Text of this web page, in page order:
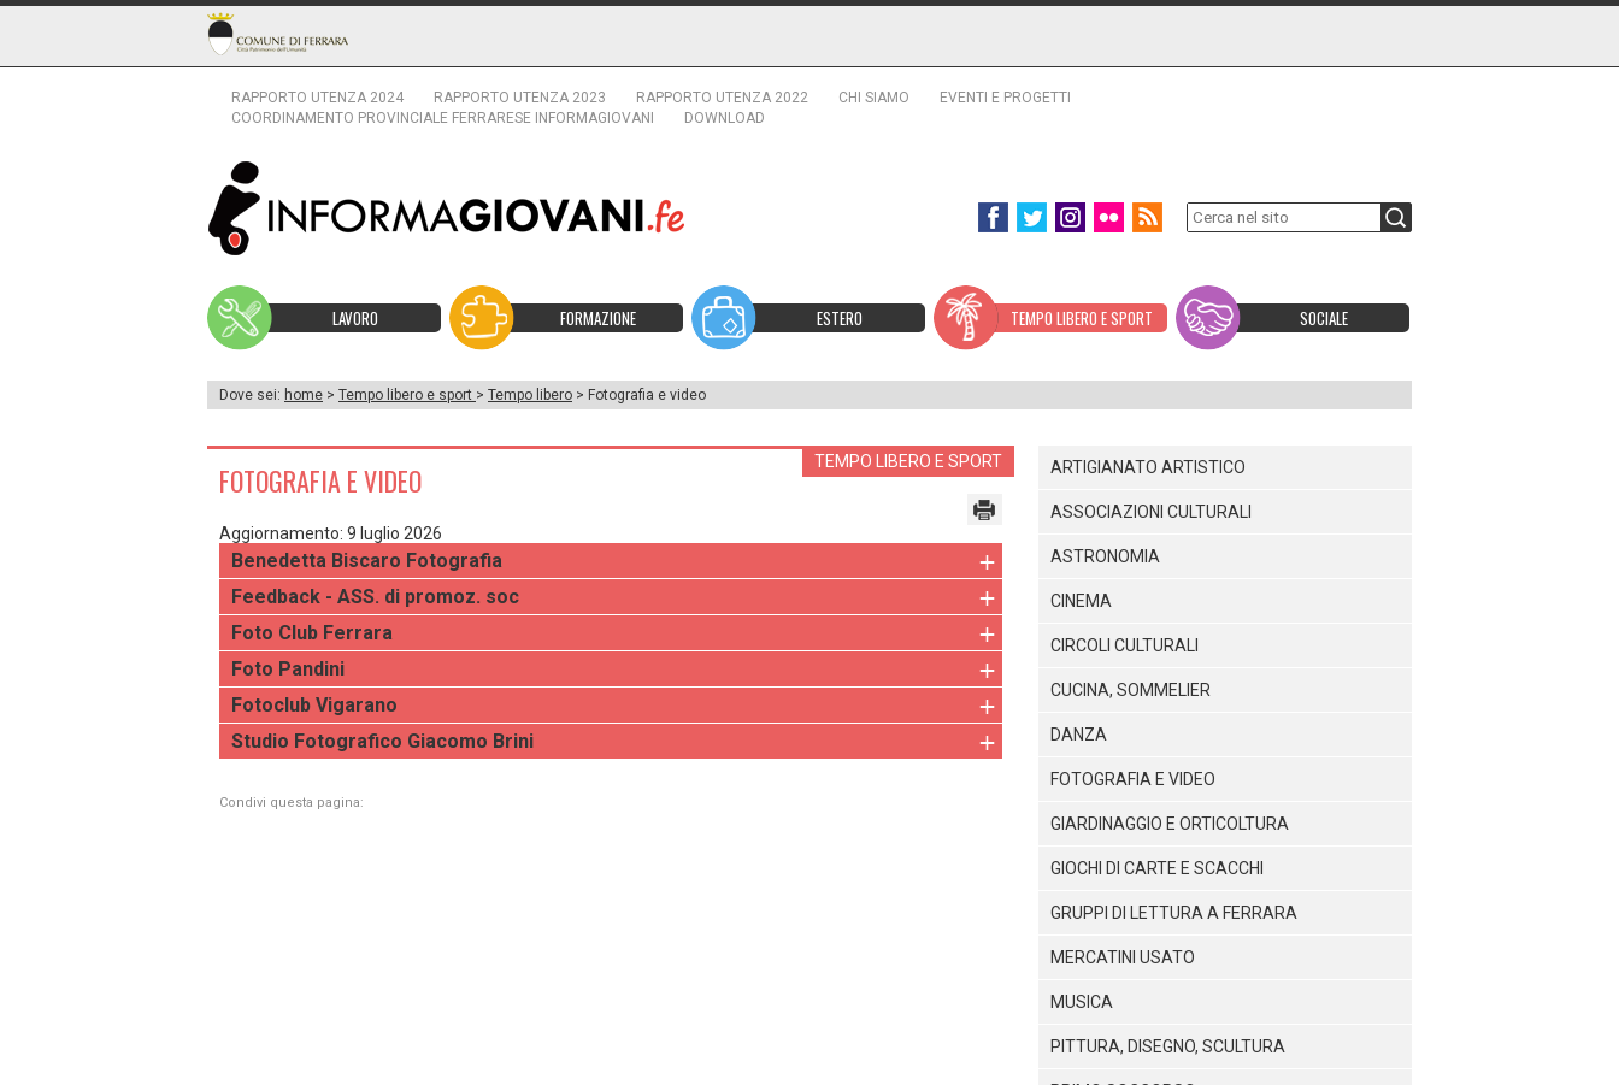
RAPPORTO UTENZA 2024 RAPPORTO UTENZA 2023 RAPPORTO UTENZA 2022 CHI SIAMO
EVENTI E PROGETTI
COORDINAMENTO PROVINCIALE FERRARESE INFORMAGIOVANI
DOWNLOAD
LAVORO FORMAZIONE ESTERO TEMPO LIBERO E SPORT SOCIALE
Dove sei: home > Tempo libero e sport > Tempo libero > Fotografia e video
TEMPO LIBERO E SPORT
FOTOGRAFIA E VIDEO
Aggiornamento: 9 luglio 2026
Benedetta Biscaro Fotografia
Feedback - ASS. di promoz. soc
Foto Club Ferrara
Foto Pandini
Fotoclub Vigarano
Studio Fotografico Giacomo Brini
Condivi questa pagina:
ARTIGIANATO ARTISTICO
ASSOCIAZIONI CULTURALI
ASTRONOMIA
CINEMA
CIRCOLI CULTURALI
CUCINA, SOMMELIER
DANZA
FOTOGRAFIA E VIDEO
GIARDINAGGIO E ORTICOLTURA
GIOCHI DI CARTE E SCACCHI
GRUPPI DI LETTURA A FERRARA
MERCATINI USATO
MUSICA
PITTURA, DISEGNO, SCULTURA